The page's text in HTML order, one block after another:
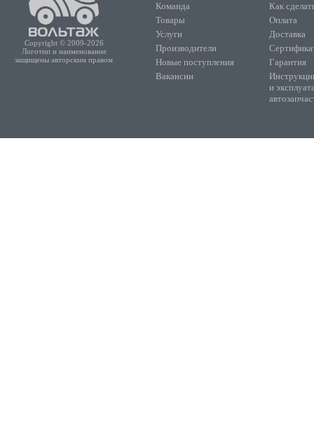
Copyright © 2009-2026
Логотип и наименование
защищены авторским правом
Команда
Товары
Услуги
Производители
Новые поступления
Вакансии
Как
Оплата
Доставка
Гарантия
и